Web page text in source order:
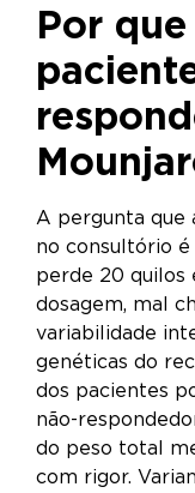
Por
A pergunta que
no consultório
perde 20 quilos
dosagem, mal
variabilidade
genéticas do
dos pacientes
não-
do peso total
com rigor.